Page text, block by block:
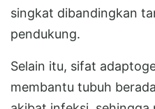
singkat dibandingkan
pendukung.
Selain itu, sifat
membantu tubuh